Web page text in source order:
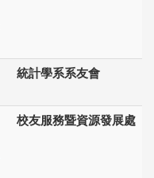
統計學系系友會
校友服務暨資源發展處